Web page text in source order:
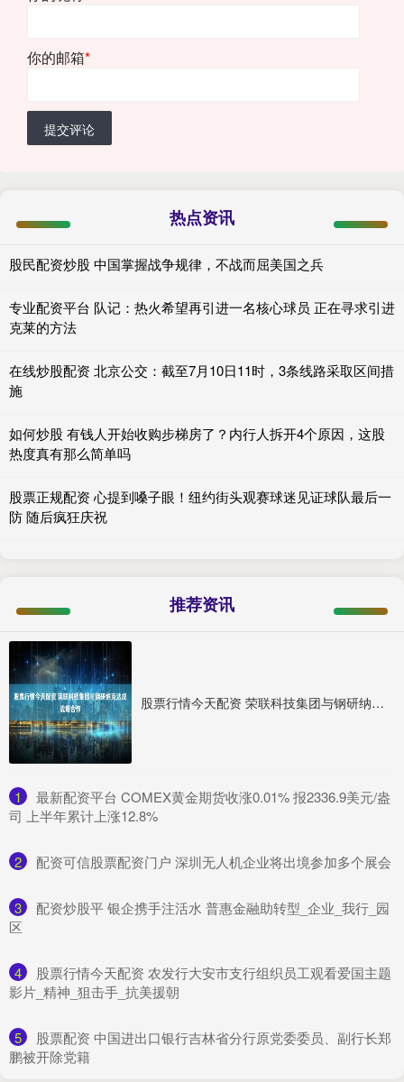
你的邮箱*
提交评论
热点资讯
股民配资炒股 中国掌握战争规律，不战而屈美国之兵
专业配资平台 队记：热火希望再引进一名核心球员 正在寻求引进
克莱的方法
在线炒股配资 北京公交：截至7月10日11时，3条线路采取区间措
施
如何炒股 有钱人开始收购步梯房了？内行人拆开4个原因，这股
热度真有那么简单吗
股票正规配资 心提到嗓子眼！纽约街头观赛球迷见证球队最后一
防 随后疯狂庆祝
推荐资讯
股票行情今天配资 荣联科技集团与钢研纳克达成战略合作
1
​最新配资平台 COMEX黄金期货收涨0.01% 报2336.9美元/盎
司 上半年累计上涨12.8%
2 ​配资可信股票配资门户 深圳无人机企业将出境参加多个展会
3
​配资炒股平 银企携手注活水 普惠金融助转型_企业_我行_园
区
4
​股票行情今天配资 农发行大安市支行组织员工观看爱国主题
影片_精神_狙击手_抗美援朝
5
​股票配资 中国进出口银行吉林省分行原党委委员、副行长郑
鹏被开除党籍